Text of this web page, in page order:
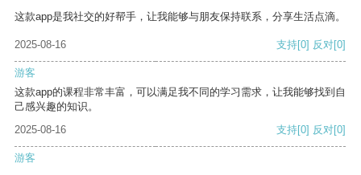
这款app是我社交的好帮手，让我能够与朋友保持联系，分享生活点滴。
2025-08-16 支持[0] 反对[0]
游客
这款app的课程非常丰富，可以满足我不同的学习需求，让我能够找到自
己感兴趣的知识。
2025-08-16
支持[0] 反对[0]
游客